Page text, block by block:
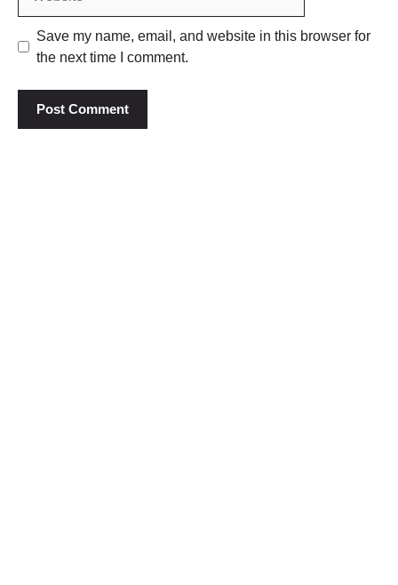
Save my name, email, and website in this browser for
the next time I comment.